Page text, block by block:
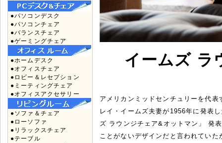
●パソコンデスク
●パソコンチェア
●バランスチェア
●ゲーミングチェア
●ホームデスク
●オフィスチェア
●ロビー＆レセプション
●ミーティングチェア
●オフィスアクセサリー
●ソファ＆チェア
●ローソファ
●リラックスチェア
●テーブル
イームズ ラ
アメリカンミッドセンチュリーを代表
レイ・イームズ夫妻が1956年に発表
ズ ラウンジチェア&オットマン」 発
ことがないデザインだと言われていた